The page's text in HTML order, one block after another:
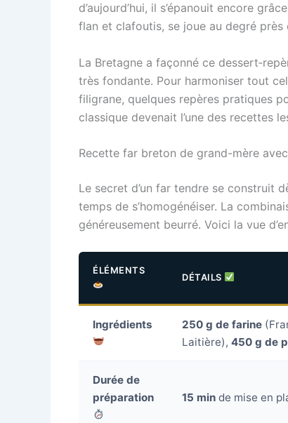
d’aujourd’hui, il s’épanouit encore
flan et clafoutis, se joue au degré
La Bretagne a façonné ce
très fondante. Pour harmoniser tout
filigrane, quelques repères pratiques
classique devenait l’une des recettes
Recette far breton de grand-mère
Le secret d’un far tendre se construit
temps de s’homogénéiser. La
généreusement beurré. Voici la vue
ÉLÉMENTS
DÉTAILS
Ingrédients 250 g de farine
Laitière), 450 g de
Durée de
préparation
15 min de mise en